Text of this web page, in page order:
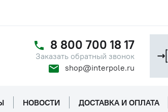
8 800 700 18 17
Заказать обратный звонок
shop@interpole.ru
НОВОСТИ ДОСТАВКА И ОПЛАТА